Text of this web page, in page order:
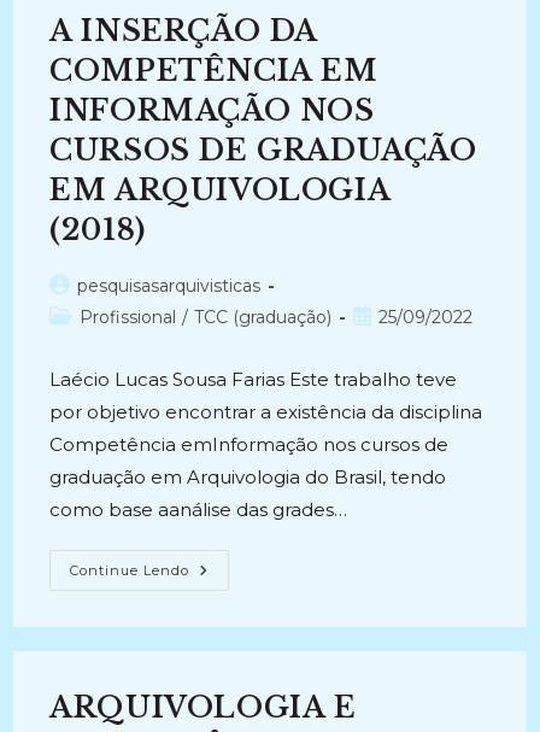
Possibilidades
Na
Arquivologia
(2018)
A INSERÇÃO DA
COMPETÊNCIA EM
INFORMAÇÃO NOS
CURSOS DE GRADUAÇÃO
EM ARQUIVOLOGIA
(2018)
Autor
do
pesquisasarquivisticas
Categoria
Profissional / TCC (graduação)
Post25/09/2022
Laécio Lucas Sousa Farias Este trabalho teve
por objetivo encontrar a existência da disciplina
Competência emInformação nos cursos de
graduação em Arquivologia do Brasil, tendo
como base aanálise das grades…
Continue Lendo A
INSERÇÃO
INFORMAÇÃO
DE
GRADUAÇÃO
ARQUIVOLOGIA E